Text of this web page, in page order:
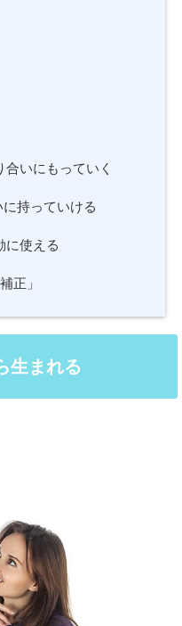
いにもっていく
持っていける
に使える
正」
生まれる